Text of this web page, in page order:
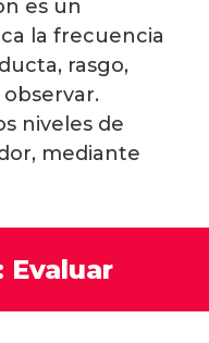
es un
la frecuencia
rasgo,
niveles de
mediante
Evaluar